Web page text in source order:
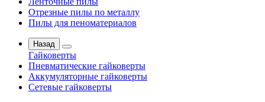
Отрезные пилы по металлу
Пилы для пеноматериалов
Назад
Гайковерты
Пневматические гайковерты
Аккумуляторные гайковерты
Сетевые гайковерты